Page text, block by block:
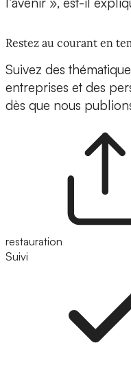
Restez au courant en
Suivez des
entreprises et des
dès que nous
restauration
Suivi